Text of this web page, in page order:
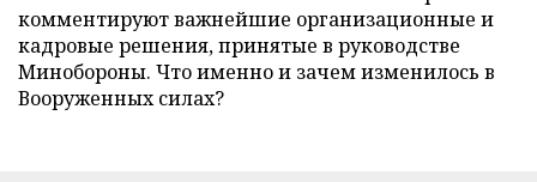
комментируют важнейшие организационные и
кадровые решения, принятые в руководстве
Минобороны. Что именно и зачем изменилось в
Вооруженных силах?